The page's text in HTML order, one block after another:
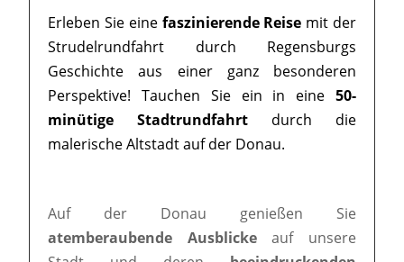
Erleben Sie eine faszinierende Reise mit der
Strudelrundfahrt durch Regensburgs
Geschichte aus einer ganz besonderen
Perspektive! Tauchen Sie ein in eine 50-
minütige Stadtrundfahrt durch die
malerische Altstadt auf der Donau.
Auf der Donau genießen Sie
atemberaubende Ausblickeauf unsere